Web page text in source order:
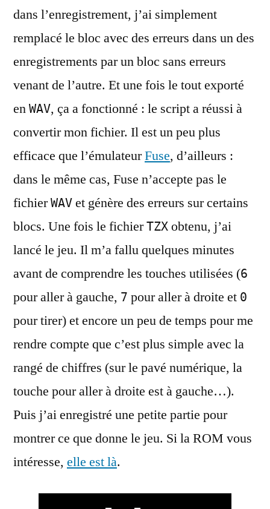
dans l’enregistrement, j’ai simplement
remplacé le bloc avec des erreurs dans un des
enregistrements par un bloc sans erreurs
venant de l’autre. Et une fois le tout exporté
en WAV, ça a fonctionné : le script a réussi à
convertir mon fichier. Il est un peu plus
efficace que l’émulateurFuse, d’ailleurs :
dans le même cas, Fuse n’accepte pas le
fichierWAV et génère des erreurs sur certains
blocs. Une fois le fichierTZX obtenu, j’ai
lancé le jeu. Il m’a fallu quelques minutes
avant de comprendre les touches utilisées (6
pour aller à gauche, 7 pour aller à droite et 0
pour tirer) et encore un peu de temps pour me
rendre compte que c’est plus simple avec la
rangé de chiffres (sur le pavé numérique, la
touche pour aller à droite est à gauche…).
Puis j’ai enregistré une petite partie pour
montrer ce que donne le jeu. Si la ROM vous
intéresse, elle est là.